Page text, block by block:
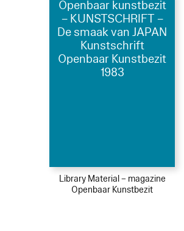
Openbaar kunstbezit
– KUNSTSCHRIFT –
De smaak van JAPAN
Kunstschrift
Openbaar Kunstbezit
1983
Library Material – magazine
Openbaar Kunstbezit